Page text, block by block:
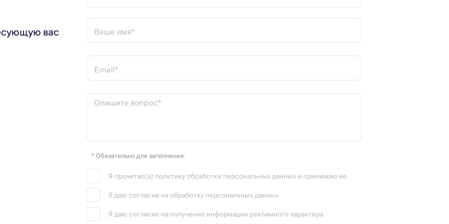
воздуха в помещении. Заслонку можно направить только вверх, только вниз или поочередно
или выключение.
снижения скорости вентилятора. Этот режим подходит для использования в ночное время.
установлена в предыдущем режиме работы и сохранилась в памяти устройства.
выбирает скорость вращения вентилятора и режим работы — охлаждение или обогрев.
впишется в любой интерьер и создаст благоприятную атмосферу в доме.
вас
Ваше имя*
Email*
Опишите вопрос*
* Обязательно для заполнения.
Я прочитал(а) политику обработки персональных данных и принимаю ее
Я даю согласие на обработку персональных данных
Я даю согласие на получение информации рекламного характера